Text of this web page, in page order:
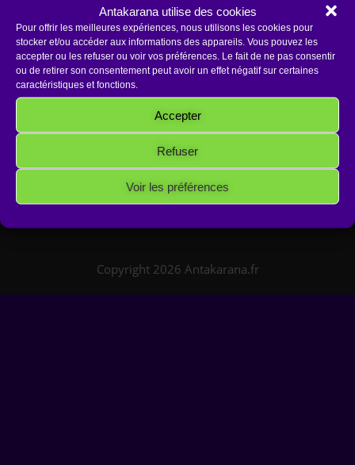
Antakarana utilise des cookies
Pour offrir les meilleures expériences, nous utilisons les cookies pour
stocker et/ou accéder aux informations des appareils. Vous pouvez les
accepter ou les refuser ou voir vos préférences. Le fait de ne pas consentir
ou de retirer son consentement peut avoir un effet négatif sur certaines
caractéristiques et fonctions.
Accepter
Refuser
Voir les préférences
à libérer pour
être enfin soi-
même !
Copyright 2026 Antakarana.fr